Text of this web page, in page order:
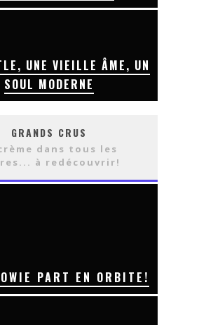
UNE VIEILLE ÂME, UN
SOUL MODERNE
GRANDS CRUS
dans tous les
à redécouvrir!
PART EN ORBITE!